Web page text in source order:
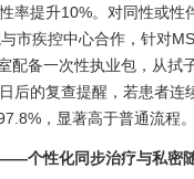
率提升10%。对同性或
市疾控中心合作，针对
配备一次性执业包，从拭
后的复查提醒，若患者
，显著高于普通流程。
个性化同步治疗与私密